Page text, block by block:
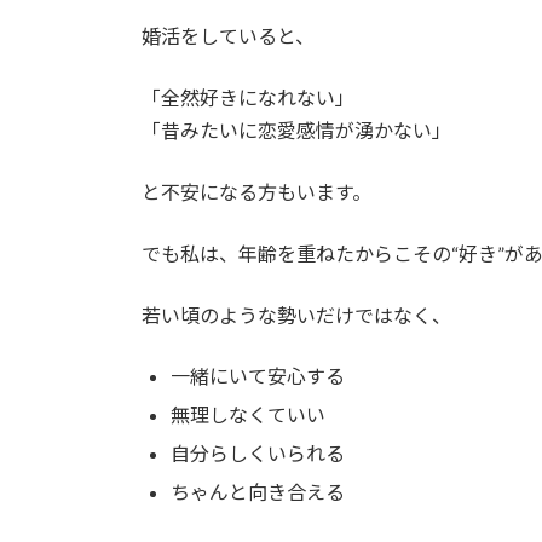
婚活をしていると、
「全然好きになれない」
「昔みたいに恋愛感情が湧かない」
と不安になる方もいます。
でも私は、年齢を重ねたからこその“好き”が
若い頃のような勢いだけではなく、
一緒にいて安心する
無理しなくていい
自分らしくいられる
ちゃんと向き合える